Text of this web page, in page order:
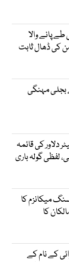
پانے والا
کی ڈھال ثابت
مہنگی
دلاور کی قائمہ
لفظی گولہ باری
میکانزم کا
کا
کے نام کے